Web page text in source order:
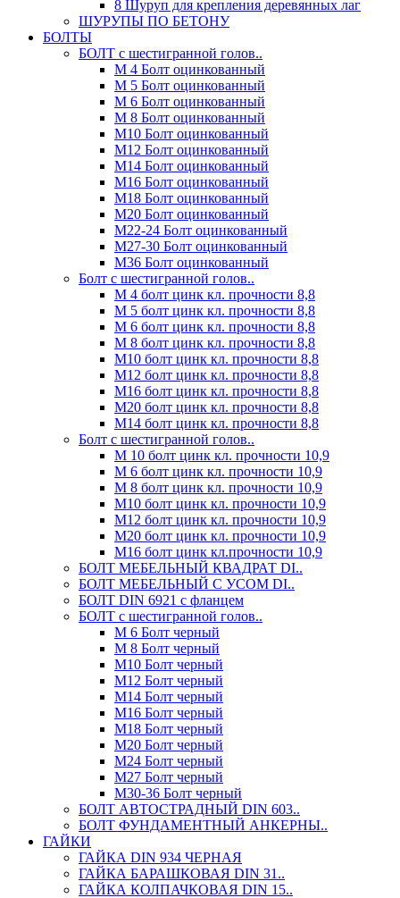
8 Шуруп для крепления деревянных лаг
ШУРУПЫ ПО БЕТОНУ
БОЛТЫ
БОЛТ с шестигранной голов..
М 4 Болт оцинкованный
М 5 Болт оцинкованный
М 6 Болт оцинкованный
М 8 Болт оцинкованный
М10 Болт оцинкованный
М12 Болт оцинкованный
М14 Болт оцинкованный
М16 Болт оцинкованный
М18 Болт оцинкованный
М20 Болт оцинкованный
М22-24 Болт оцинкованный
М27-30 Болт оцинкованный
М36 Болт оцинкованный
Болт с шестигранной голов..
М 4 болт цинк кл. прочности 8,8
М 5 болт цинк кл. прочности 8,8
М 6 болт цинк кл. прочности 8,8
М 8 болт цинк кл. прочности 8,8
М10 болт цинк кл. прочности 8,8
М12 болт цинк кл. прочности 8,8
М16 болт цинк кл. прочности 8,8
М20 болт цинк кл. прочности 8,8
М14 болт цинк кл. прочности 8,8
Болт с шестигранной голов..
М 10 болт цинк кл. прочности 10,9
М 6 болт цинк кл. прочности 10,9
М 8 болт цинк кл. прочности 10,9
М10 болт цинк кл. прочности 10,9
М12 болт цинк кл. прочности 10,9
М20 болт цинк кл. прочности 10,9
М16 болт цинк кл.прочности 10,9
БОЛТ МЕБЕЛЬНЫЙ КВАДРАТ DI..
БОЛТ МЕБЕЛЬНЫЙ С УСОМ DI..
БОЛТ DIN 6921 c фланцем
БОЛТ с шестигранной голов..
М 6 Болт черный
М 8 Болт черный
М10 Болт черный
М12 Болт черный
М14 Болт черный
М16 Болт черный
М18 Болт черный
М20 Болт черный
М24 Болт черный
М27 Болт черный
М30-36 Болт черный
БОЛТ АВТОСТРАДНЫЙ DIN 603..
БОЛТ ФУНДАМЕНТНЫЙ АНКЕРНЫ..
ГАЙКИ
ГАЙКА DIN 934 ЧЕРНАЯ
ГАЙКА БАРАШКОВАЯ DIN 31..
ГАЙКА КОЛПАЧКОВАЯ DIN 15..